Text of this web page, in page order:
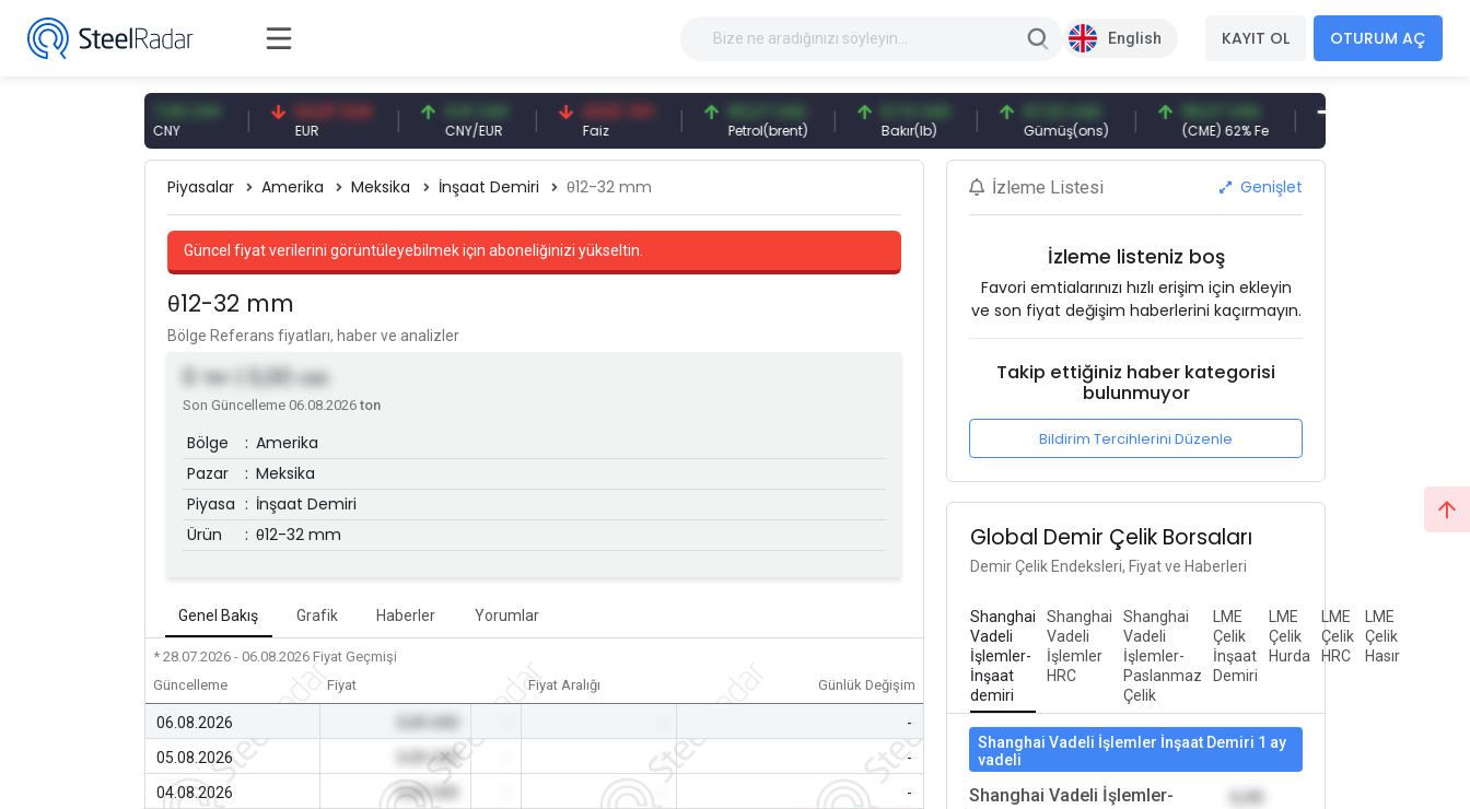
English KAYIT OL OTURUM AÇ
54,87 EUR
EUR
0,13 CNY
CNY/EUR
41,53 TRY
Faiz
83,27 USD
Petrol(brent)
6,74 USD
Bakır(lb)
97,32 USD
Gümüş(ons)
96,27 USD
(CME) 62% Fe
377,25 USD
Gemi Söküm
Piyasalar Amerika Meksika İnşaat Demiri θ12-32 mm
Güncel fiyat verilerini görüntüleyebilmek için aboneliğinizi yükseltin.
θ12-32 mm
Bölge Referans fiyatları, haber ve analizler
TRY | 0,00 USD
Son Güncelleme 06.08.2026ton
Bölge : Amerika
Pazar
: Meksika
Piyasa : İnşaat Demiri
Ürün
: θ12-32 mm
Genel Bakış Grafik Haberler Yorumlar
* 28.07.2026 - 06.08.2026 Fiyat Geçmişi
Güncelleme
Fiyat Fiyat Aralığı Günlük Değişim
06.08.2026
-
05.08.2026
0,00 USD -
-
04.08.2026
0,00 USD
-
İzleme Listesi Genişlet
İzleme listeniz boş
Favori emtialarınızı hızlı erişim için ekleyin
ve son fiyat değişim haberlerini kaçırmayın.
Takip ettiğiniz haber kategorisi
bulunmuyor
Bildirim Tercihlerini Düzenle
Global Demir Çelik Borsaları
Demir Çelik Endeksleri, Fiyat ve Haberleri
Shanghai
Vadeli
İşlemler-
İnşaat
demiri
Shanghai
Vadeli
İşlemler
HRC
Shanghai
Vadeli
İşlemler-
Paslanmaz
Çelik
LME
Çelik
İnşaat
Demiri
LME
Çelik
Hurda
LME
Çelik
HRC
LME
Çelik
Hasır
Shanghai Vadeli İşlemler İnşaat Demiri 1 ay
vadeli
Shanghai Vadeli İşlemler-